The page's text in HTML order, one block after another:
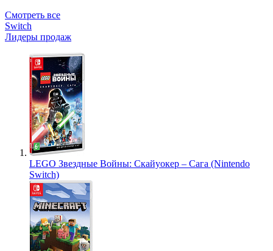
Смотреть все
Switch
Лидеры продаж
LEGO Звездные Войны: Скайуокер – Сага (Nintendo
Switch)